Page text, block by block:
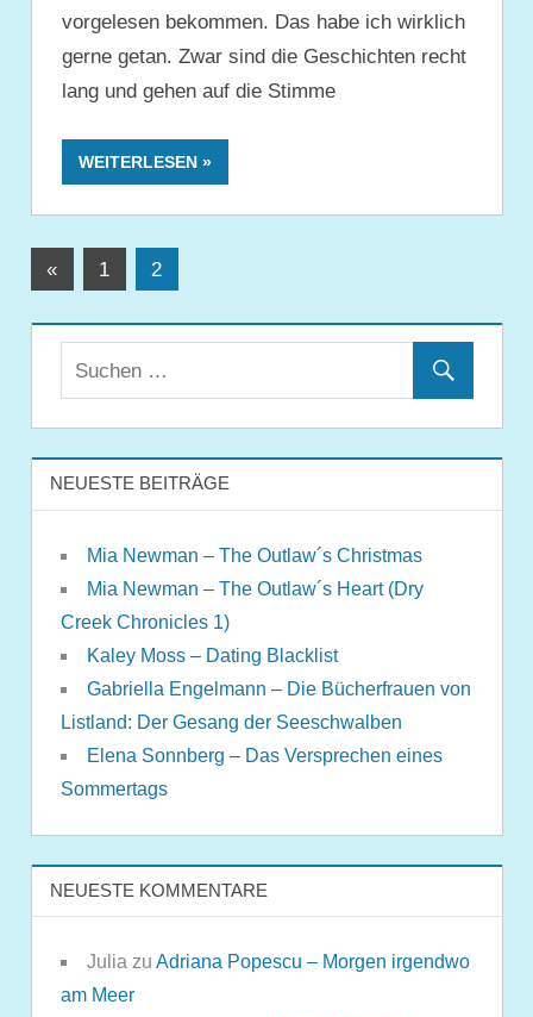
vorgelesen bekommen. Das habe ich wirklich
gerne getan. Zwar sind die Geschichten recht
lang und gehen auf die Stimme
WEITERLESEN
Seitennummerierung
der
Beiträge
«Vorherige
1 2
NEUESTE BEITRÄGE
Mia Newman – The Outlaw´s Christmas
Mia Newman – The Outlaw´s Heart (Dry
Creek Chronicles 1)
Kaley Moss – Dating Blacklist
Gabriella Engelmann – Die Bücherfrauen von
Listland: Der Gesang der Seeschwalben
Elena Sonnberg – Das Versprechen eines
Sommertags
NEUESTE KOMMENTARE
Julia zu Adriana Popescu – Morgen irgendwo
am Meer